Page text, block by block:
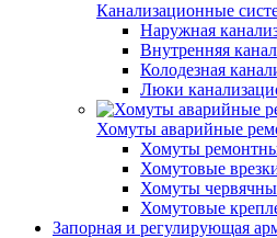
Канализационные
Наружная
Внутренняя
Колодезная
Люки
Хомуты аварийные
Хомуты
Хомутовые
Хомуты
Хомутовые
Запорная и регулирующая